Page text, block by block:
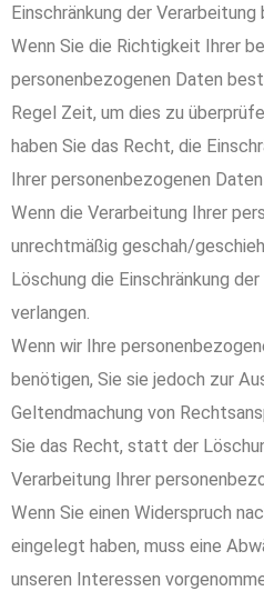
Einschränkung der
Wenn Sie die Richtigkeit Ihrer
personenbezogenen Daten
Regel Zeit, um dies zu
haben Sie das Recht, die
Ihrer personenbezogenen
Wenn die Verarbeitung Ihrer
unrechtmäßig geschah/
Löschung die Einschränkung
verlangen.
Wenn wir Ihre
benötigen, Sie sie jedoch zur
Geltendmachung von
Sie das Recht, statt der
Verarbeitung Ihrer
Wenn Sie einen Widerspruch
eingelegt haben, muss eine
unseren Interessen